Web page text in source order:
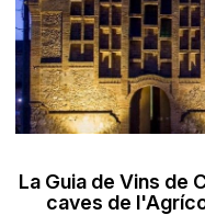
La Guia de Vins de
caves de